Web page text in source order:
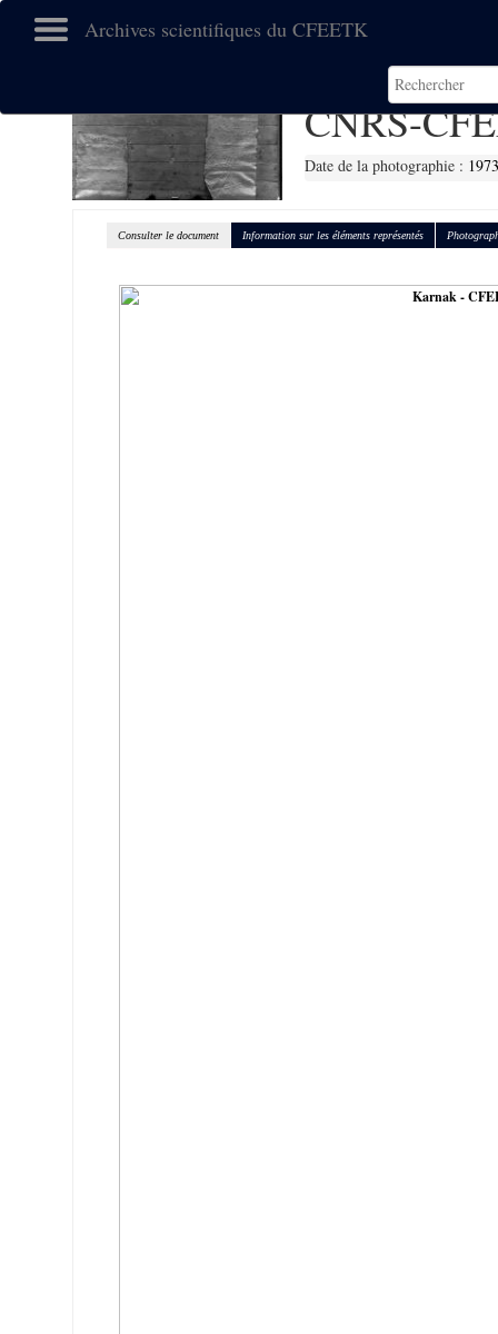
Archives scientifiques du CFEETK
CNRS-
Date de la photographie : 1973
Consulter le document Information sur les éléments représentés